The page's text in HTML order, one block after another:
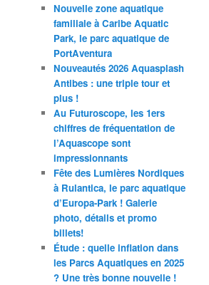
Nouvelle zone aquatique
familiale à Caribe Aquatic
Park, le parc aquatique de
PortAventura
Nouveautés 2026 Aquasplash
Antibes : une triple tour et
plus !
Au Futuroscope, les 1ers
chiffres de fréquentation de
l’Aquascope sont
impressionnants
Fête des Lumières Nordiques
à Rulantica, le parc aquatique
d’Europa-Park ! Galerie
photo, détails et promo
billets!
Étude : quelle inflation dans
les Parcs Aquatiques en 2025
? Une très bonne nouvelle !